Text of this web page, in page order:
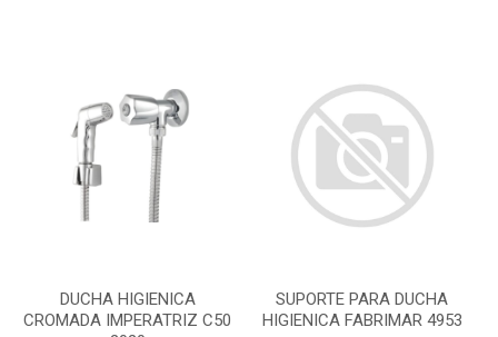
DUCHA HIGIENICA
CROMADA IMPERATRIZ C50
SUPORTE PARA DUCHA
HIGIENICA FABRIMAR 4953